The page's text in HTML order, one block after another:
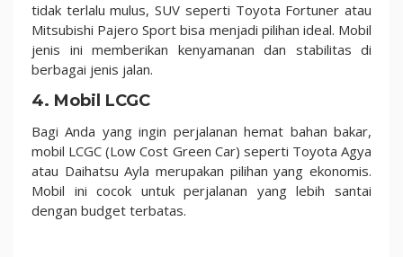
tidak terlalu mulus, SUV seperti Toyota Fortuner atau
Mitsubishi Pajero Sport bisa menjadi pilihan ideal. Mobil
jenis ini memberikan kenyamanan dan stabilitas di
berbagai jenis jalan.
4. Mobil LCGC
Bagi Anda yang ingin perjalanan hemat bahan bakar,
mobil LCGC (Low Cost Green Car) seperti Toyota Agya
atau Daihatsu Ayla merupakan pilihan yang ekonomis.
Mobil ini cocok untuk perjalanan yang lebih santai
dengan budget terbatas.